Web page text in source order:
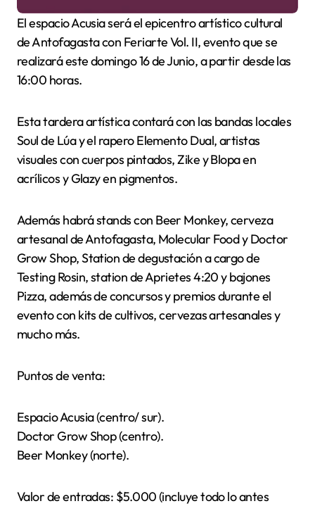
El espacio Acusia será el epicentro artístico cultural
de Antofagasta con Feriarte Vol. II, evento que se
realizará este domingo 16 de Junio, a partir desde las
16:00 horas.
Esta tardera artística contará con las bandas locales
Soul de Lúa y el rapero Elemento Dual, artistas
visuales con cuerpos pintados, Zike y Blopa en
acrílicos y Glazy en pigmentos.
Además habrá stands con Beer Monkey, cerveza
artesanal de Antofagasta, Molecular Food y Doctor
Grow Shop, Station de degustación a cargo de
Testing Rosin, station de Aprietes 4:20 y bajones
Pizza, además de concursos y premios durante el
evento con kits de cultivos, cervezas artesanales y
mucho más.
Puntos de venta:
Espacio Acusia (centro/ sur).
Doctor Grow Shop (centro).
Beer Monkey (norte).
Valor de entradas: $5.000 (incluye todo lo antes